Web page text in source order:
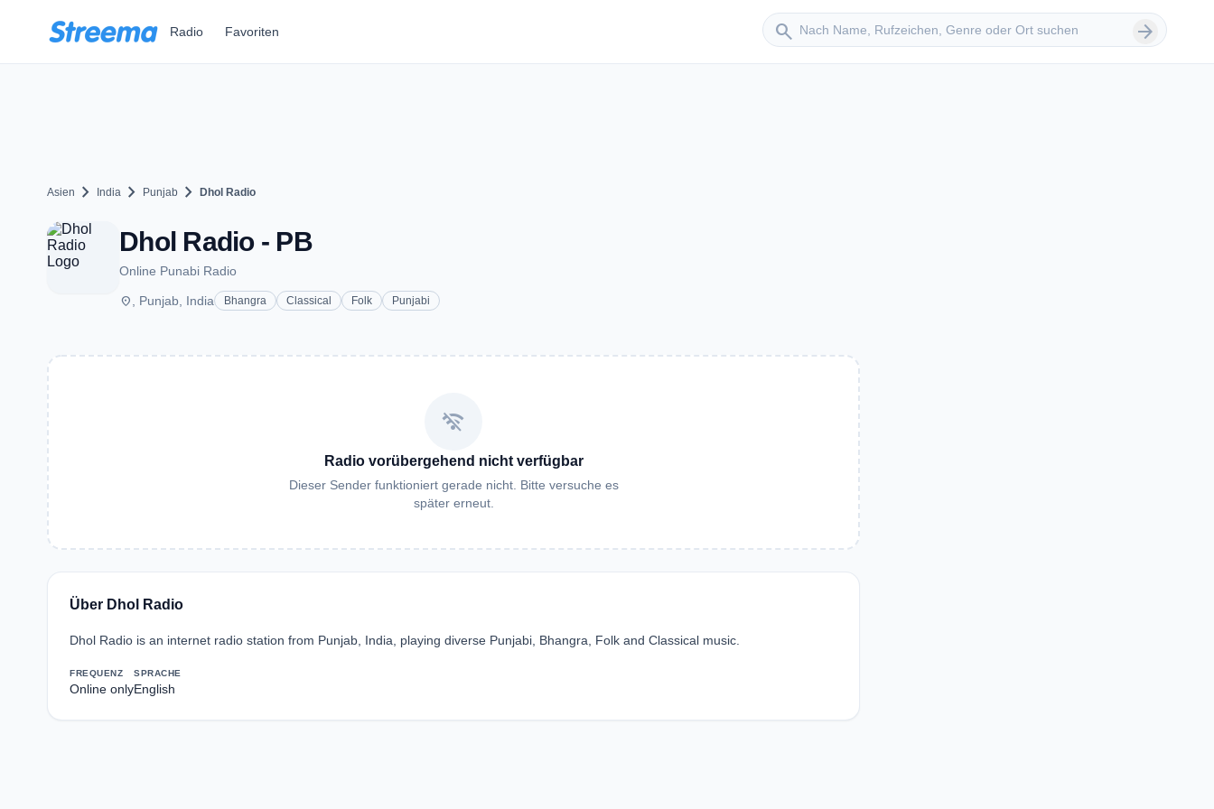
Radio Favoriten search
Sender suchen arrow_forward
Asien chevron_right India chevron_right Punjab chevron_right Dhol Radio
Dhol Radio - PB
Online Punabi Radio
place , Punjab, India Bhangra Classical Folk Punjabi
wifi_off
Radio vorübergehend nicht verfügbar
Dieser Sender funktioniert gerade nicht. Bitte versuche es
später erneut.
Über Dhol Radio
Dhol Radio is an internet radio station from Punjab, India, playing diverse Punjabi, Bhangra, Folk and Classical music.
FREQUENZ
Online only
SPRACHE
English